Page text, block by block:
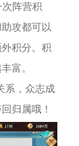
阵营积
攻都可以
积分。积
富。
系，众志成
归属哦！